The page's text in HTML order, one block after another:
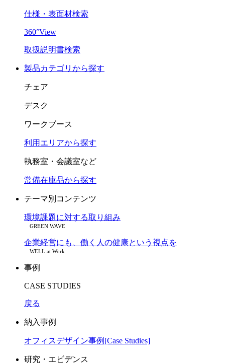
仕様・表面材検索
360°View
取扱説明書検索
製品カテゴリから探す
チェア
デスク
ワークブース
利用エリアから探す
執務室・会議室など
常備在庫品から探す
テーマ別コンテンツ
環境課題に対する取り組み
GREEN WAVE
企業経営にも、働く人の健康という視点を
WELL at Work
事例
CASE STUDIES
戻る
納入事例
オフィスデザイン事例[Case Studies]
研究・エビデンス